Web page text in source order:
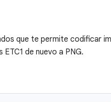
que te permite codificar
de nuevo a PNG.